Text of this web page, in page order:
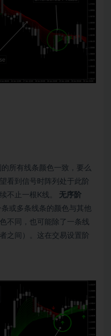
所有线条颜色一致，要么
看到信号时阵列处于此阶
不止一根K线。 无序阶
或多条线条的颜色与其他
不同，也可能除了一条线
之间）。这在交易设置阶